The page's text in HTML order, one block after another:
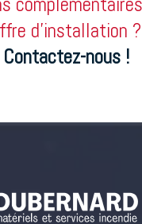
d’installation ?
Contactez-nous !